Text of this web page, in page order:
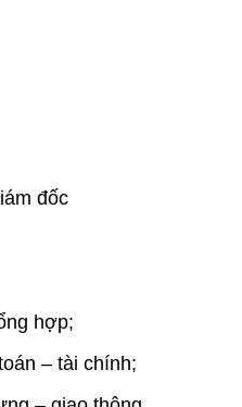
đốc
hợp;
– tài chính;